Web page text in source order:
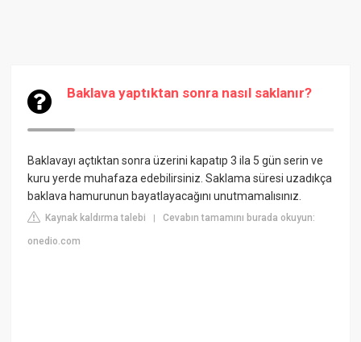
Baklava yaptıktan sonra nasıl saklanır?
Baklavayı açtıktan sonra üzerini kapatıp 3 ila 5 gün serin ve
kuru yerde muhafaza edebilirsiniz. Saklama süresi uzadıkça
baklava hamurunun bayatlayacağını unutmamalısınız.
Kaynak kaldırma talebi |Cevabın tamamını burada okuyun:
onedio.com